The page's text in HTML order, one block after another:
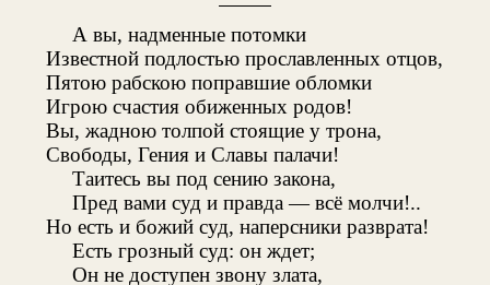
А вы, надменные потомки
Известной подлостью прославленных отцов,
Пятою рабскою поправшие обломки
Игрою счастия обиженных родов!
Вы, жадною толпой стоящие у трона,
Свободы, Гения и Славы палачи!
Таитесь вы под сению закона,
Пред вами суд и правда — всё молчи!..
Но есть и божий суд, наперсники разврата!
Есть грозный суд: он ждет;
Он не доступен звону злата,